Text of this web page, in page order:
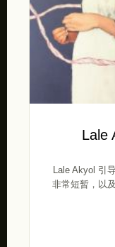
Lale
Lale Akyol 引
非常短暂，以